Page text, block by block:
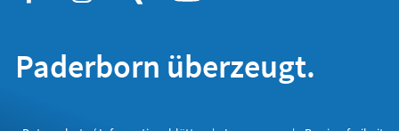
Paderborn überzeugt.